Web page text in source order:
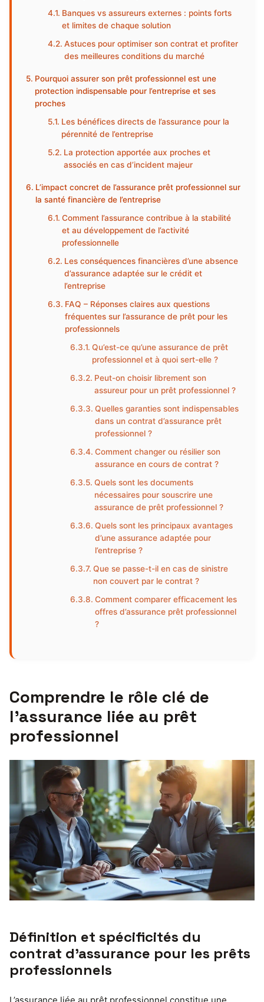
Banques vs assureurs externes : points forts
et limites de chaque solution
Astuces pour optimiser son contrat et profiter
des meilleures conditions du marché
Pourquoi assurer son prêt professionnel est une
protection indispensable pour l’entreprise et ses
proches
Les bénéfices directs de l’assurance pour la
pérennité de l’entreprise
La protection apportée aux proches et
associés en cas d’incident majeur
L’impact concret de l’assurance prêt professionnel sur
la santé financière de l’entreprise
Comment l’assurance contribue à la stabilité
et au développement de l’activité
professionnelle
Les conséquences financières d’une absence
d’assurance adaptée sur le crédit et
l’entreprise
FAQ – Réponses claires aux questions
fréquentes sur l’assurance de prêt pour les
professionnels
Qu’est-ce qu’une assurance de prêt
professionnel et à quoi sert-elle ?
Peut-on choisir librement son
assureur pour un prêt professionnel ?
Quelles garanties sont indispensables
dans un contrat d’assurance prêt
professionnel ?
Comment changer ou résilier son
assurance en cours de contrat ?
Quels sont les documents
nécessaires pour souscrire une
assurance de prêt professionnel ?
Quels sont les principaux avantages
d’une assurance adaptée pour
l’entreprise ?
Que se passe-t-il en cas de sinistre
non couvert par le contrat ?
Comment comparer efficacement les
offres d’assurance prêt professionnel
?
Comprendre le rôle clé de
l’assurance liée au prêt
professionnel
Définition et spécificités du
contrat d’assurance pour les prêts
professionnels